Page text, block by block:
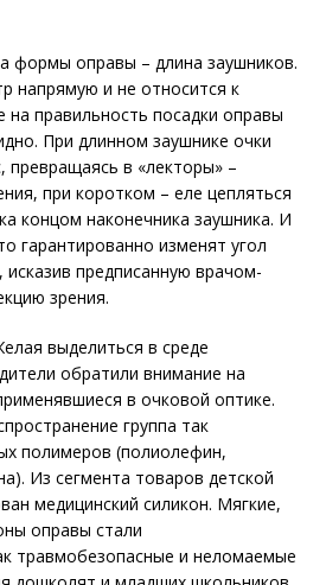
формы оправы – длина заушников.
напрямую и не относится к
правильность посадки оправы
При длинном заушнике очки
превращаясь в «лекторы» –
при коротком – еле цепляться
концом наконечника заушника. И
гарантированно изменят угол
исказив предписанную врачом-
зрения.
выделиться в среде
обратили внимание на
в очковой оптике.
группа так
полимеров (полиолефин,
Из сегмента товаров детской
медицинский силикон. Мягкие,
оправы стали
травмобезопасные и неломаемые